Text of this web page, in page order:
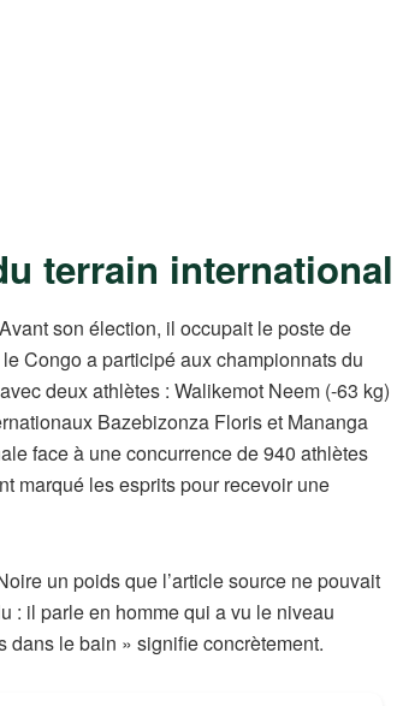
terrain international
son élection, il occupait le poste de
Congo a participé aux championnats du
deux athlètes : Walikemot Neem (-63 kg)
Bazebizonza Floris et Mananga
face à une concurrence de 940 athlètes
marqué les esprits pour recevoir une
un poids que l’article source ne pouvait
: il parle en homme qui a vu le niveau
dans le bain » signifie concrètement.